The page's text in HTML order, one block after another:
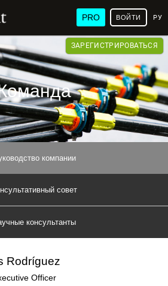
PRO ВОЙТИ
ЗАРЕГИСТРИРОВАТЬСЯ
компании
совет
консультанты
Rodríguez
Officer